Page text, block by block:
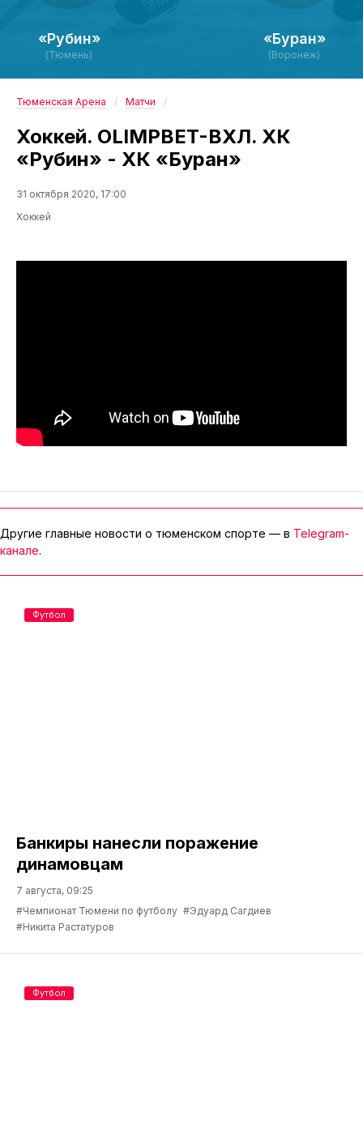
«Рубин»
(Тюмень)
«Буран»
(Воронеж)
Тюменская Арена Матчи
Хоккей. OLIMPBET-ВХЛ. ХК
«Рубин» - ХК «Буран»
31 октября 2020, 17:00
Хоккей
Другие главные новости о тюменском спорте — в Telegram-
канале.
Банкиры нанесли поражение
динамовцам
7 августа, 09:25
#Чемпионат Тюмени по футболу #Эдуард Сагдиев
#Никита Растатуров
Футбол
Футбол